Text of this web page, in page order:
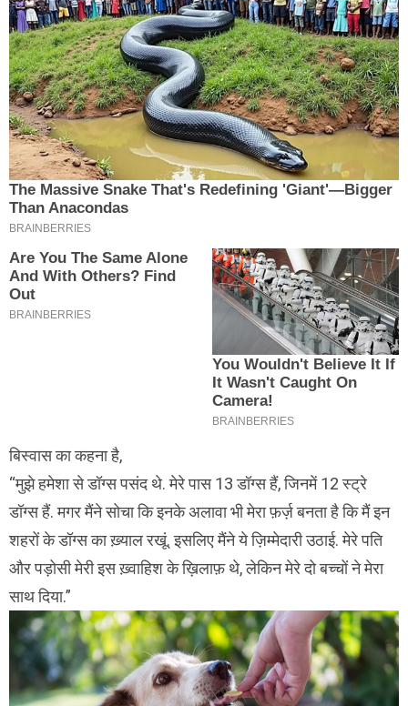
बिस्वास का कहना है,
मुझे हमेशा से डॉग्स पसंद थे. मेरे पास 13 डॉग्स हैं, जिनमें 12 स्ट्रे
डॉग्स हैं. मगर मैंने सोचा कि इनके अलावा भी मेरा फ़र्ज़ बनता है कि मैं इन
शहरों के डॉग्स का ख़्याल रखूं. इसलिए मैंने ये ज़िम्मेदारी उठाई. मेरे पति
और पड़ोसी मेरी इस ख़्वाहिश के ख़िलाफ़ थे, लेकिन मेरे दो बच्चों ने मेरा
साथ दिया.